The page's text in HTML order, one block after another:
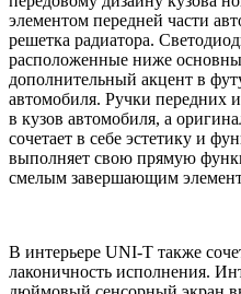
элементом передней части
решетка радиатора.
расположенные ниже
дополнительный акцент в
автомобиля. Ручки передних
в кузов автомобиля, а
сочетает в себе эстетику и
выполняет свою прямую
смелым завершающим
В интерьере UNI-T также
лаконичность исполнения.